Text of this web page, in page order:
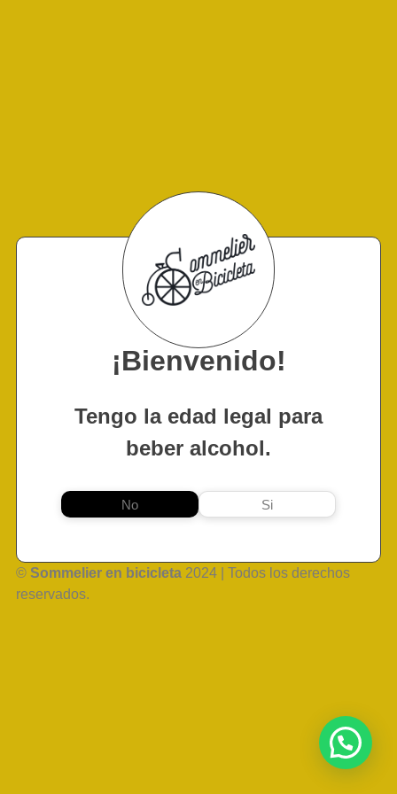
¡Bienvenido!
Tengo la edad legal para
beber alcohol.
No Si
© Sommelier en bicicleta 2024 | Todos los derechos
reservados.